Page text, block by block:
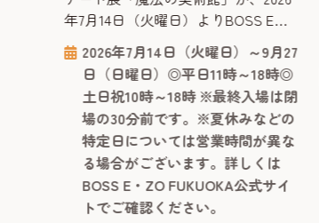
年7月14日（火曜日）よりBOSS E・
ZO FUKUOKA 6F イベントホールにて
開催されます。 2024年に大好評を博
した本展が、内容をさらにパワー
アップして再登場。子どもから大人
まで、世代を問わず夢中になれる、
学びと楽しさが融合した体験型
ミュージアムです。 展示室に一歩足
を踏み入れると、そこは光とアート
が織りなす不思議...
2026年7月14日（火曜日）～9月27
日（日曜日）◎平日11時～18時◎
土日祝10時～18時 ※最終入場は閉
場の30分前です。※夏休みなどの
特定日については営業時間が異な
る場合がございます。詳しくは
BOSS E・ZO FUKUOKA公式サイ
トでご確認ください。